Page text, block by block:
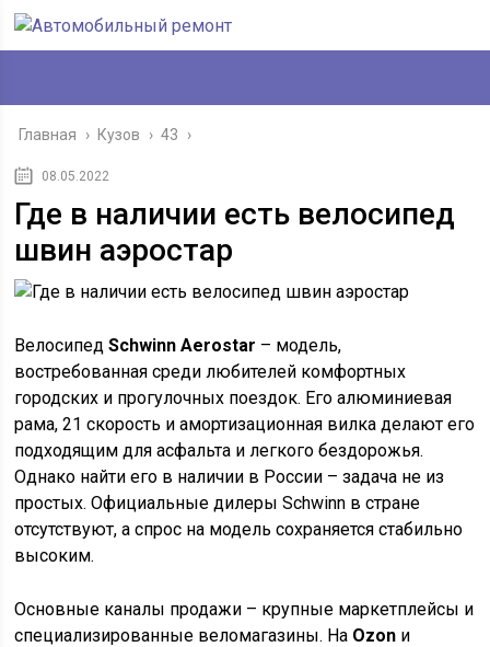
Главная › Кузов › 43 ›
08.05.2022
Где в наличии есть велосипед
швин аэростар
ВелосипедSchwinn Aerostar – модель,
востребованная среди любителей комфортных
городских и прогулочных поездок. Его алюминиевая
рама, 21 скорость и амортизационная вилка делают его
подходящим для асфальта и легкого бездорожья.
Однако найти его в наличии в России – задача не из
простых. Официальные дилеры Schwinn в стране
отсутствуют, а спрос на модель сохраняется стабильно
высоким.
Основные каналы продажи – крупные маркетплейсы и
специализированные веломагазины. На Ozon и